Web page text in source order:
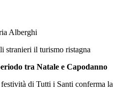
Alberghi
stranieri il turismo ristagna
tra Natale e Capodanno
di Tutti i Santi conferma la